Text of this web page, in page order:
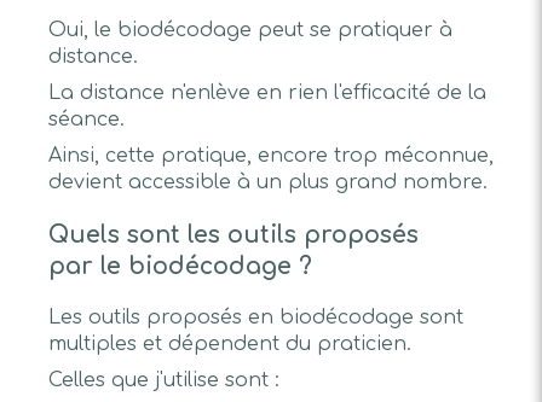
Oui, le biodécodage peut se pratiquer à
distance.
La distance n'enlève en rien l'efficacité de la
séance.
Ainsi, cette pratique, encore trop méconnue,
devient accessible à un plus grand nombre.
Quels sont les outils proposés
par le biodécodage ?
Les outils proposés en biodécodage sont
multiples et dépendent du praticien.
Celles que j'utilise sont :